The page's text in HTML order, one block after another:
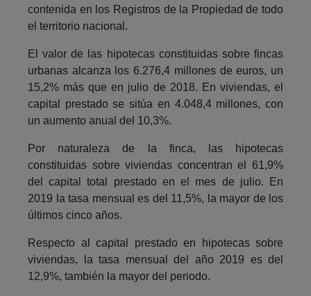
contenida en los Registros de la Propiedad de todo
el territorio nacional.
El valor de las hipotecas constituidas sobre fincas
urbanas alcanza los 6.276,4 millones de euros, un
15,2% más que en julio de 2018. En viviendas, el
capital prestado se sitúa en 4.048,4 millones, con
un aumento anual del 10,3%.
Por naturaleza de la finca, las hipotecas
constituidas sobre viviendas concentran el 61,9%
del capital total prestado en el mes de julio. En
2019 la tasa mensual es del 11,5%, la mayor de los
últimos cinco años.
Respecto al capital prestado en hipotecas sobre
viviendas, la tasa mensual del año 2019 es del
12,9%, también la mayor del periodo.